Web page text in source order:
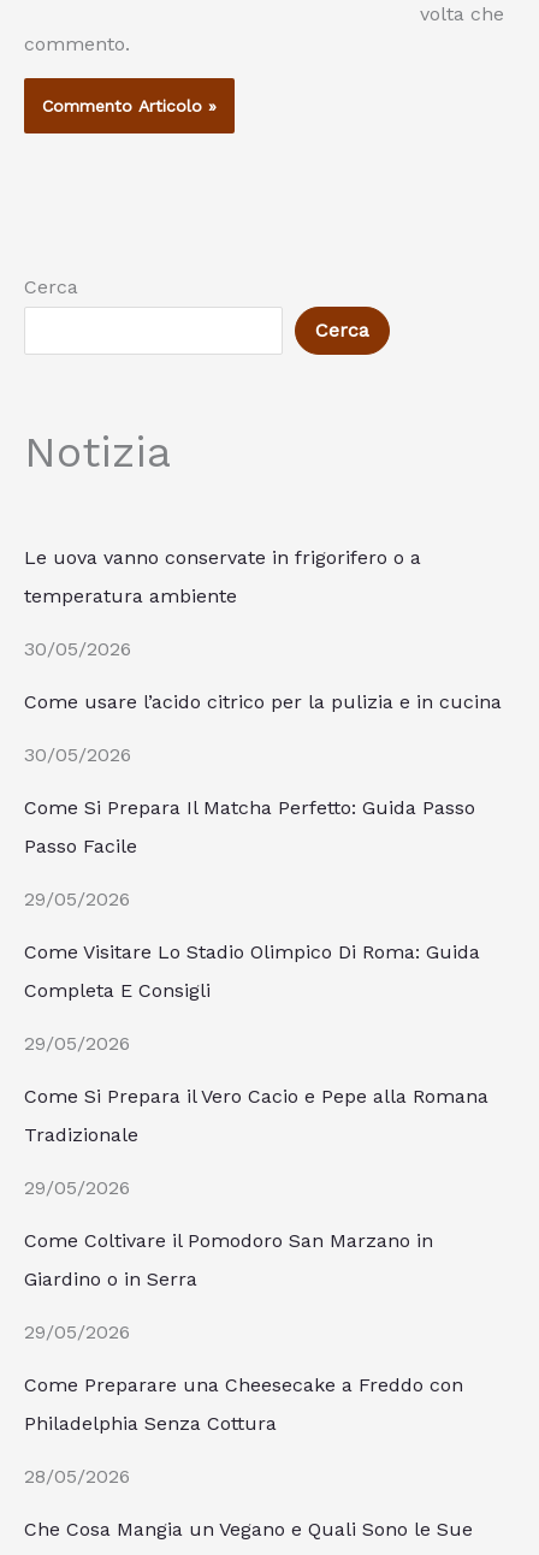
volta che
commento.
Cerca
Cerca
Notizia
Le uova vanno conservate in frigorifero o a
temperatura ambiente
30/05/2026
Come usare l’acido citrico per la pulizia e in cucina
30/05/2026
Come Si Prepara Il Matcha Perfetto: Guida Passo
Passo Facile
29/05/2026
Come Visitare Lo Stadio Olimpico Di Roma: Guida
Completa E Consigli
29/05/2026
Come Si Prepara il Vero Cacio e Pepe alla Romana
Tradizionale
29/05/2026
Come Coltivare il Pomodoro San Marzano in
Giardino o in Serra
29/05/2026
Come Preparare una Cheesecake a Freddo con
Philadelphia Senza Cottura
28/05/2026
Che Cosa Mangia un Vegano e Quali Sono le Sue